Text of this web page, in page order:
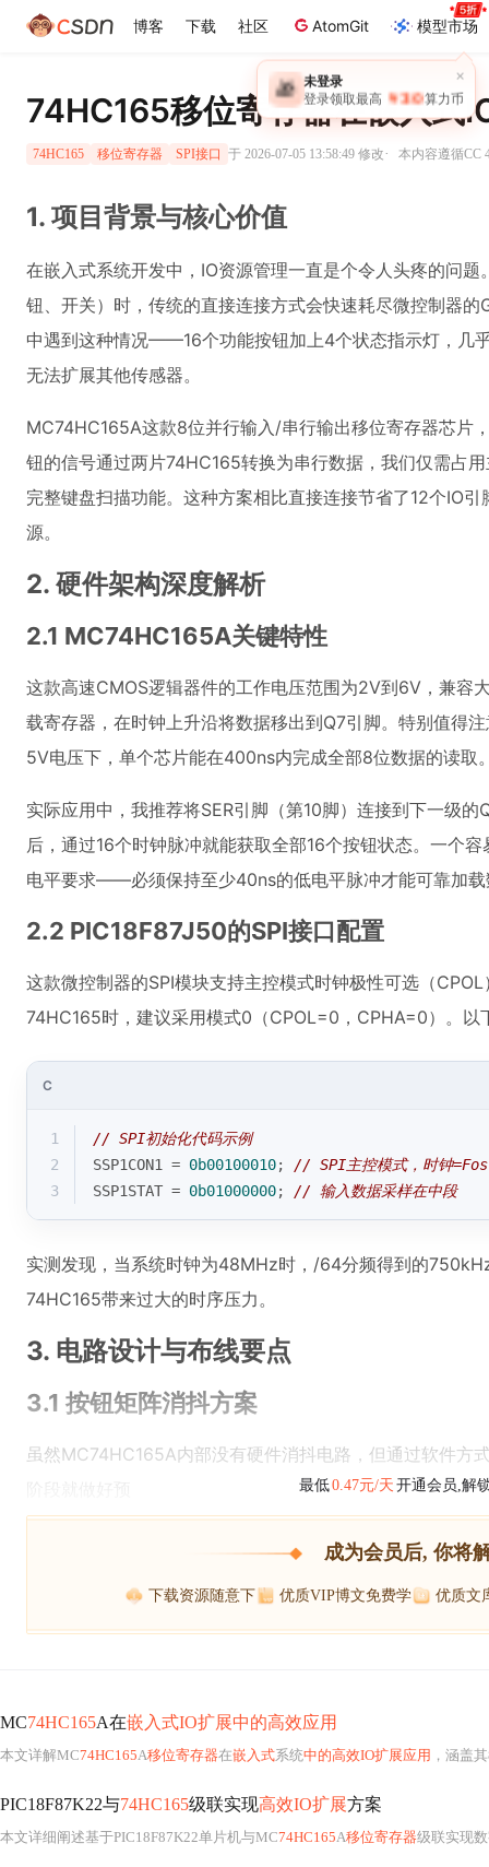
博客 下载 社区 AtomGit 模型市场
×
🎁 未登录
登录领取最高 ￥30 算力币
74HC165移位寄存器在嵌入式
74HC165 移位寄存器 SPI接口 于 2026-07-05 13:58:49 修改· 本内容遵循CC
1. 项目背景与核心价值
在嵌入式系统开发中，IO资源管理一直是个令人头疼的问
钮、开关）时，传统的直接连接方式会快速耗尽微控制器
中遇到这种情况——16个功能按钮加上4个状态指示灯，几
无法扩展其他传感器。
MC74HC165A这款8位并行输入/串行输出移位寄存器芯片
钮的信号通过两片74HC165转换为串行数据，我们仅需占
完整键盘扫描功能。这种方案相比直接连接节省了12个IO
源。
2. 硬件架构深度解析
2.1 MC74HC165A关键特性
这款高速CMOS逻辑器件的工作电压范围为2V到6V，兼容
载寄存器，在时钟上升沿将数据移出到Q7引脚。特别值得
5V电压下，单个芯片能在400ns内完成全部8位数据的读取
实际应用中，我推荐将SER引脚（第10脚）连接到下一级
后，通过16个时钟脉冲就能获取全部16个按钮状态。一个
电平要求——必须保持至少40ns的低电平脉冲才能可靠加载
2.2 PIC18F87J50的SPI接口配置
这款微控制器的SPI模块支持主控模式时钟极性可选（
74HC165时，建议采用模式0（CPOL=0，CPHA=0）。以
C
1
// SPI初始化代码示例
2
SSP1CON1 = 0b00100010; // SPI主控模式，时钟
3
SSP1STAT = 0b01000000; // 输入数据采样在中段
实测发现，当系统时钟为48MHz时，/64分频得到的
74HC165带来过大的时序压力。
3. 电路设计与布线要点
3.1 按钮矩阵消抖方案
虽然MC74HC165A内部没有硬件消抖电路，但通过软件方
最低0.47元/天 开通会员,解
成为会员后, 你将
下载资源随意下 优质VIP博文免费学 优质文
MC74HC165A在嵌入式IO扩展中的高效应用
本文详解MC74HC165A移位寄存器在嵌入式系统中的高效IO扩展应用 ，涵盖其8位并行输入/串行输出特性、
PIC18F87K22与74HC165级联实现高效IO扩展方案
本文详细阐述基于PIC18F87K22单片机与MC74HC165A移位寄存器级联实现